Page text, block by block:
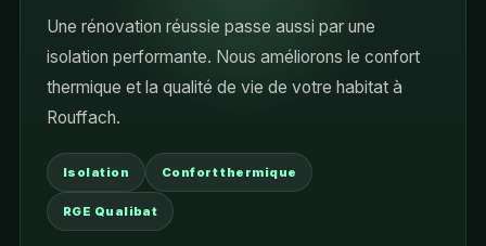
Une rénovation réussie passe aussi par une
isolation performante. Nous améliorons le confort
thermique et la qualité de vie de votre habitat à
Rouffach.
Isolation Confort thermique
RGE Qualibat